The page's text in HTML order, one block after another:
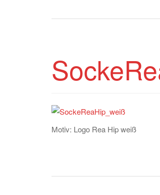
Motiv: Logo Rea Hip weiß